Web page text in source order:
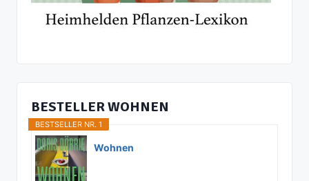
BESTELLER WOHNEN
BESTSELLER NR. 1
Wohnen